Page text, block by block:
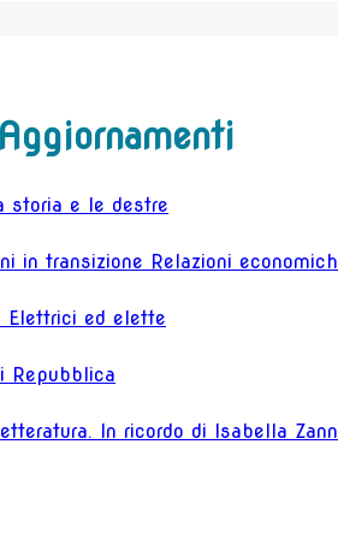
storia e le destre
in transizione Relazioni
Elettrici ed elette
Repubblica
In ricordo di Isabella